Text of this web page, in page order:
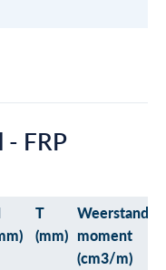
FRP
T
(mm)
Weerstands-
moment
(cm3/m)